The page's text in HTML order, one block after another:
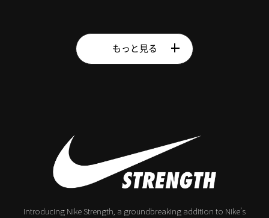
もっと見る
Introducing Nike Strength, a groundbreaking addition to Nike’s